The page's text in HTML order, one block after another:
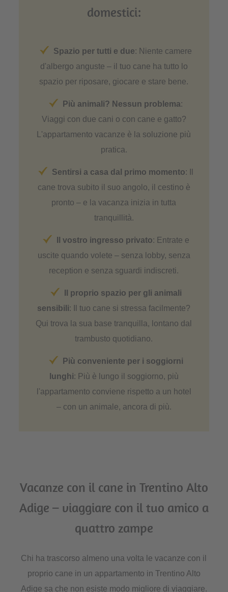
domestici:
Spazio per tutti e due: Niente camere
d'albergo anguste – il tuo cane ha tutto lo
spazio per riposare, giocare e stare bene.
Più animali? Nessun problema:
Viaggi con due cani o con cane e gatto?
L'appartamento vacanze è la soluzione più
pratica.
Sentirsi a casa dal primo momento: Il
cane trova subito il suo angolo, il cestino è
pronto – e la vacanza inizia in tutta
tranquillità.
Il vostro ingresso privato: Entrate e
uscite quando volete – senza lobby, senza
reception e senza sguardi indiscreti.
Il proprio spazio per gli animali
sensibili: Il tuo cane si stressa facilmente?
Qui trova la sua base tranquilla, lontano dal
trambusto quotidiano.
Più conveniente per i soggiorni
lunghi: Più è lungo il soggiorno, più
l'appartamento conviene rispetto a un hotel
– con un animale, ancora di più.
Vacanze con il cane in Trentino Alto
Adige – viaggiare con il tuo amico a
quattro zampe
Chi ha trascorso almeno una volta le vacanze con il
proprio cane in un appartamento in Trentino Alto
Adige sa che non esiste modo migliore di viaggiare.